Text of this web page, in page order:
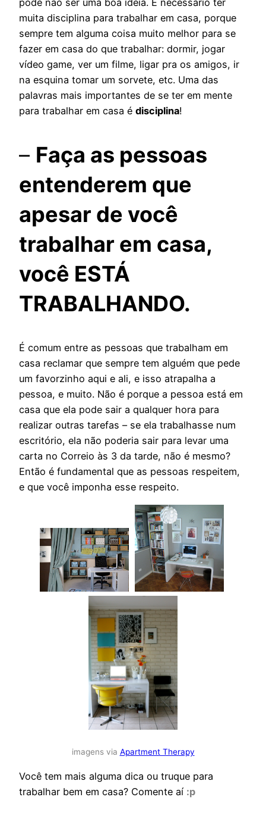
pode não ser uma boa idéia. É necessário ter
muita disciplina para trabalhar em casa, porque
sempre tem alguma coisa muito melhor para se
fazer em casa do que trabalhar: dormir, jogar
vídeo game, ver um filme, ligar pra os amigos, ir
na esquina tomar um sorvete, etc. Uma das
palavras mais importantes de se ter em mente
para trabalhar em casa é disciplina!
– Faça as pessoas
entenderem que
apesar de você
trabalhar em casa,
você ESTÁ
TRABALHANDO.
É comum entre as pessoas que trabalham em
casa reclamar que sempre tem alguém que pede
um favorzinho aqui e ali, e isso atrapalha a
pessoa, e muito. Não é porque a pessoa está em
casa que ela pode sair a qualquer hora para
realizar outras tarefas – se ela trabalhasse num
escritório, ela não poderia sair para levar uma
carta no Correio às 3 da tarde, não é mesmo?
Então é fundamental que as pessoas respeitem,
e que você imponha esse respeito.
imagens via Apartment Therapy
Você tem mais alguma dica ou truque para
trabalhar bem em casa? Comente aí :p